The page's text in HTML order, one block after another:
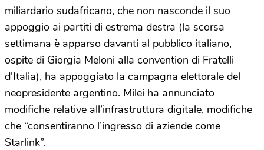
miliardario sudafricano, che non nasconde il suo
appoggio ai partiti di estrema destra (la scorsa
settimana è apparso davanti al pubblico italiano,
ospite di Giorgia Meloni alla convention di Fratelli
d’Italia), ha appoggiato la campagna elettorale del
neopresidente argentino. Milei ha annunciato
modifiche relative all’infrastruttura digitale, modifiche
che “consentiranno l’ingresso di aziende come
Starlink”.